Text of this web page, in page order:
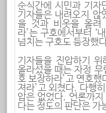
순식간에 시민과 기자
기자들은 내려오지 않
을 것과 비옷을 올려
라’는 구호에서부터 ‘
넘치는 구호도 등장했
기자들을 진압하기
올라섰을 때는 자정 무
호 보장하라’고 연호했
져라’고 외쳤다. 다행
압은 없었다. 언론까
다는 정도의 판단은 가